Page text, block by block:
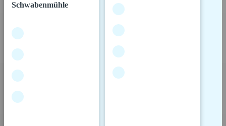
Schwabenmühle